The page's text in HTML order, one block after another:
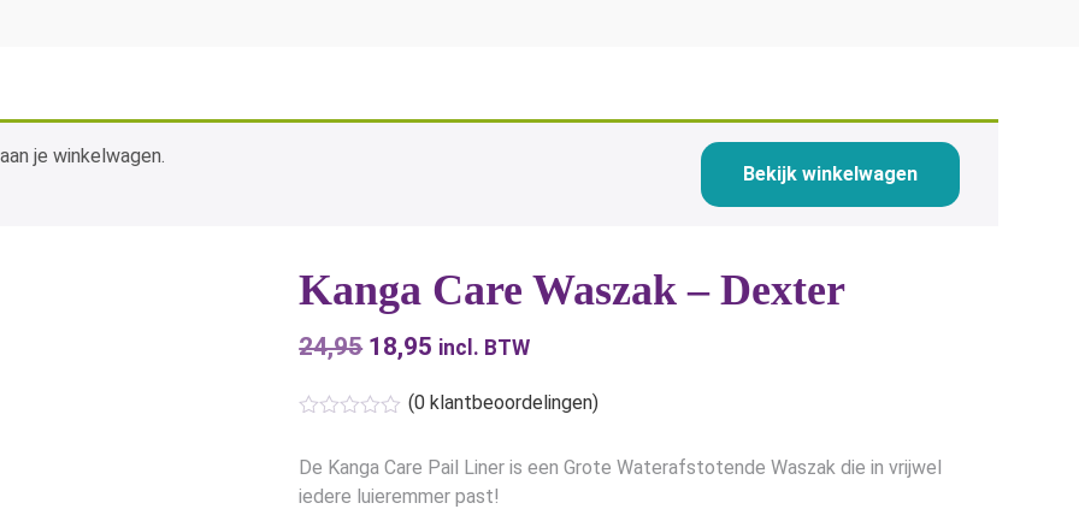
je winkelwagen.
Bekijk winkelwagen
Kanga Care Waszak – Dexter
24,95 Oorspronkelijke
was:
€24,95.
18,95 Huidige
€18,95.
incl. BTW
(0klantbeoordelingen)
De Kanga Care Pail Liner is een Grote Waterafstotende Waszak die in vrijwel
iedere luieremmer past!